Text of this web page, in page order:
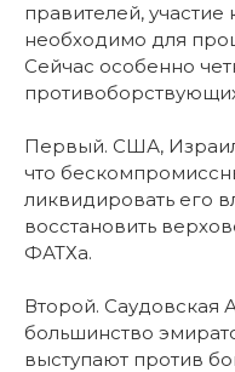
правителей,
необходимо для
Сейчас особенно
Первый. США,
что
ликвидировать его
восстановить
ФАТХа.
Второй. Саудовская
большинство
выступают против